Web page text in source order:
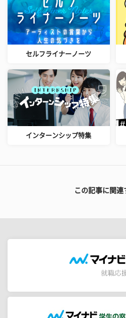
セルフライナーノーツ
インターンシップ特集
この記事に関連